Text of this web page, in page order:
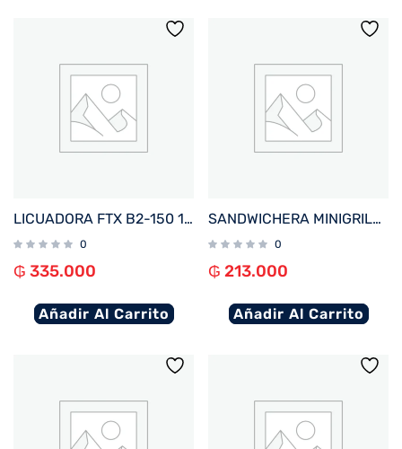
LICUADORA FTX B2-150 1.5L 1000W 220V JARRA VIDRIO ACERO INOXIDABLE
0
₲ 335.000
Añadir Al Carrito
SANDWICHERA MINIGRILL FTX 750W 220V MIXTERA/ WAFLERA SM2-750
0
₲ 213.000
Añadir Al Carrito